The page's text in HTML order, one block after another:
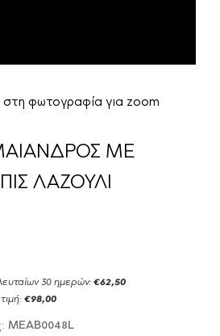
στη φωτογραφία για zoom
ΜΕ
ΛΑΖΟΥΛΙ
30 ημερών: €62,50
€98,00
MEAB0048L